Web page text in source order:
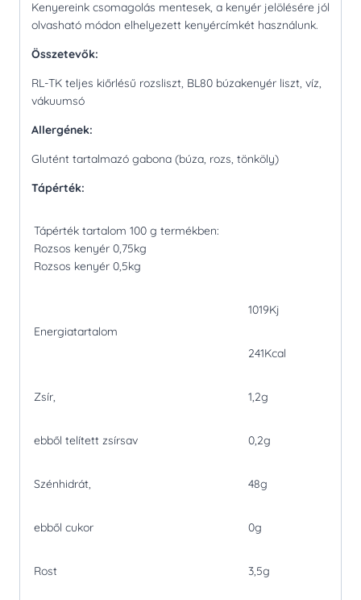
Kenyereink csomagolás mentesek, a kenyér jelölésére jól
olvasható módon elhelyezett kenyércímkét használunk.
Összetevők:
RL-TK teljes kiőrlésű rozsliszt, BL80 búzakenyér liszt, víz,
vákuumsó
Allergének:
Glutént tartalmazó gabona (búza, rozs, tönköly)
Tápérték:
Tápérték tartalom 100 g termékben:
Rozsos kenyér 0,75kg
Rozsos kenyér 0,5kg
Energiatartalom
1019Kj
241Kcal
Zsír, 1,2g
ebből telített zsírsav 0,2g
Szénhidrát, 48g
ebből cukor 0g
Rost 3,5g